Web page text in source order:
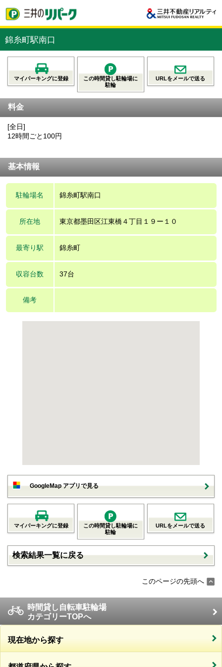
錦糸町駅南口
マイパーキングに登録
この時間貸し駐輪場に
駐輪
URLをメールで送る
料金
[全日]
12時間ごと100円
基本情報
駐輪場名 錦糸町駅南口
所在地 東京都墨田区江東橋４丁目１９ー１０
最寄り駅 錦糸町
収容台数 37台
備考
GoogleMap アプリで見る
マイパーキングに登録
この時間貸し駐輪場に
駐輪
URLをメールで送る
検索結果一覧に戻る
このページの先頭へ
時間貸し自転車駐輪場
カテゴリーTOPへ
現在地から探す